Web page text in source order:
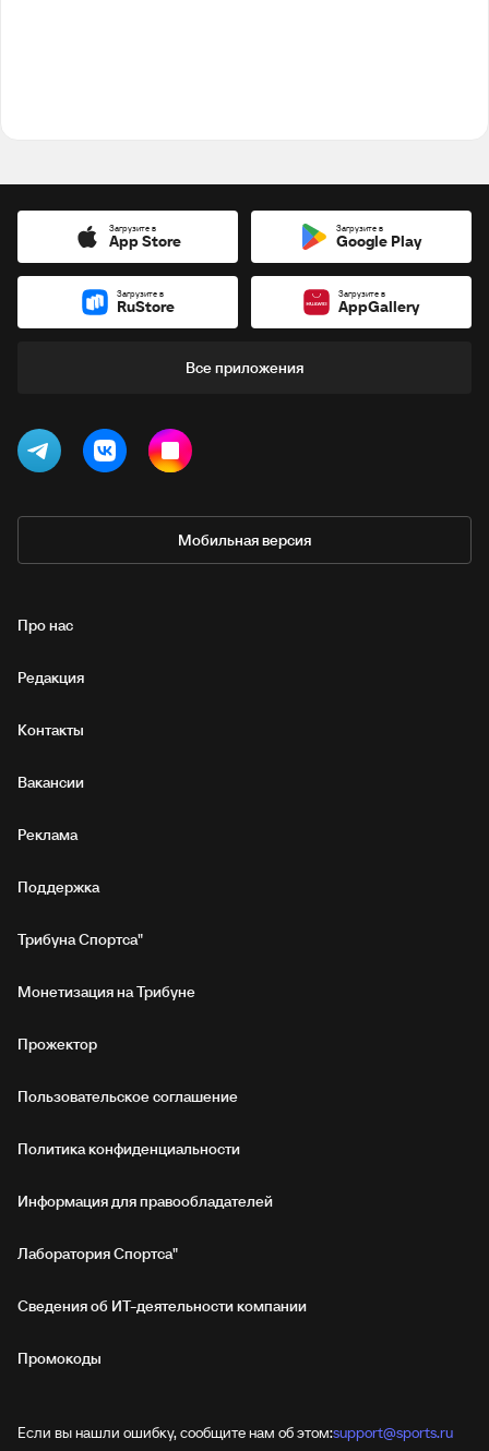
Загрузите в
App Store
Загрузите в
Google Play
Загрузите в
RuStore
Загрузите в
AppGallery
Все приложения
Мобильная версия
Про нас
Редакция
Контакты
Вакансии
Реклама
Поддержка
Трибуна Спортса"
Монетизация на Трибуне
Прожектор
Пользовательское соглашение
Политика конфиденциальности
Информация для правообладателей
Лаборатория Спортса"
Сведения об ИТ‑деятельности компании
Промокоды
Если вы нашли ошибку, сообщите нам об этом:support@sports.ru